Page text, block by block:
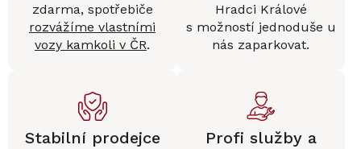
zdarma, spotřebiče
rozvážíme vlastními
vozy kamkoli v ČR.
Hradci Králové
s možností jednoduše u
nás zaparkovat.
Stabilní prodejce
Profi služby a